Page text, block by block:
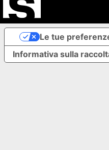
Informativa sulla
Le tue